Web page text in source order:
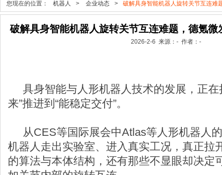
您现在的位置： 机器人 > 企业动态 > 破解具身智能机器人旋转关节互连难
破解具身智能机器人旋转关节互连难题，德氪
2026-2-6 来源：- 作者：-
具身智能与人形机器人技术的发展，正在
来”推进到“能稳定交付”。
从CES等国际展会中Atlas等人形机器人
机器人走出实验室、进入真实工况，真正拉
的算法与本体结构，还有那些不显眼却决